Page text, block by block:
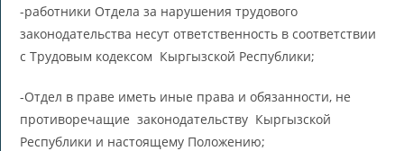
-работники Отдела за нарушения трудового
законодательства несут ответственность в соответствии
с Трудовым кодексом Кыргызской Республики;
-Отдел в праве иметь иные права и обязанности, не
противоречащие законодательству Кыргызской
Республики и настоящему Положению;